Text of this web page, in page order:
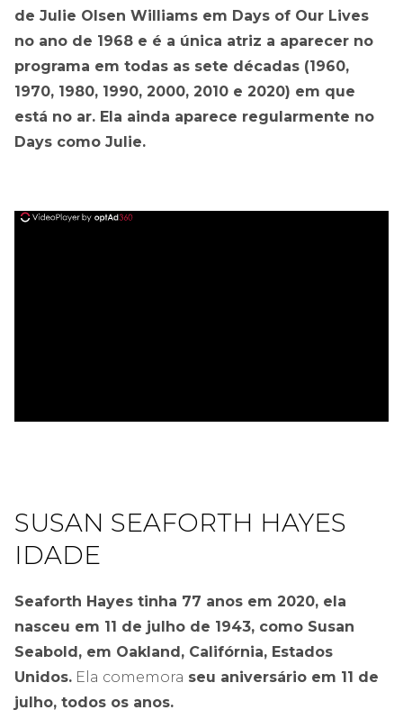
de Julie Olsen Williams em Days of Our Lives
no ano de 1968 e é a única atriz a aparecer no
programa em todas as sete décadas (1960,
1970, 1980, 1990, 2000, 2010 e 2020) em que
está no ar. Ela ainda aparece regularmente no
Days como Julie.
SUSAN SEAFORTH HAYES
IDADE
Seaforth Hayes tinha 77 anos em 2020, ela
nasceu em 11 de julho de 1943, como Susan
Seabold, em Oakland, Califórnia, Estados
Unidos. Ela comemora seu aniversário em 11 de
julho, todos os anos.